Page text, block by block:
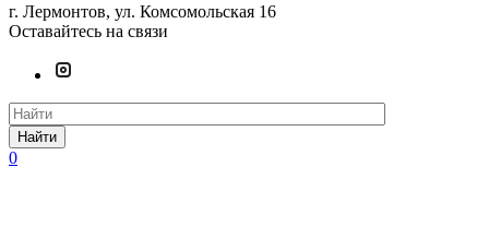
г. Лермонтов, ул. Комсомольская 16
Оставайтесь на связи
Найти
0